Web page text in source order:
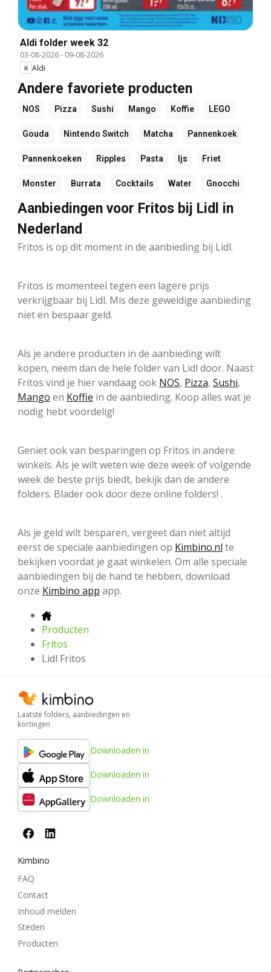
Aldi folder week 32
03-08-2026- 09-08-2026
Aldi
Andere favoriete producten
NOS Pizza Sushi Mango Koffie LEGO
Gouda Nintendo Switch Matcha Pannenkoek
Pannenkoeken Ripples Pasta Ijs Friet
Monster Burrata Cocktails Water Gnocchi
Aanbiedingen voor Fritos bij Lidl in
Nederland
Fritos is op dit moment in de aanbieding bij Lidl.
Fritos is momenteel tegen een lagere prijs
verkrijgbaar bij Lidl. Mis deze geweldige aanbieding
niet en bespaar geld.
Als je andere producten in de aanbieding wilt
kopen, neem dan de hele folder van Lidl door. Naast
Fritos vind je hier vandaag ook NOS, Pizza, Sushi,
Mango en Koffie in de aanbieding. Koop alles wat je
nodig hebt voordelig!
Geniet ook van besparingen op Fritos in andere
winkels. Als je wilt weten wie deze week of volgende
week de beste prijs biedt, bekijk dan de andere
folders. Blader ook door deze online folders! .
Als je geld wilt besparen, vergeet dan niet altijd
eerst de speciale aanbiedingen op Kimbino.nl te
bekijken voordat je gaat winkelen. Om alle speciale
aanbiedingen bij de hand te hebben, download
onze Kimbino app app.
Producten
Fritos
Lidl Fritos
Laatste folders, aanbiedingen en
kortingen
Downloaden in
Downloaden in
Downloaden in
Kimbino
FAQ
Contact
Inhoud melden
Steden
Producten